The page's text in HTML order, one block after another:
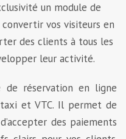
un module de
vos visiteurs en
des clients à tous les
leur activité.
de réservation en ligne
et VTC. Il permet de
des paiements